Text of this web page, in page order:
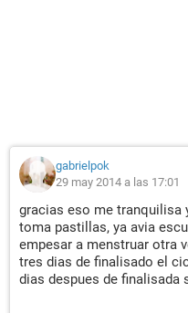
gabrielpok
29 may 2014 a las 17:01
gracias eso me tranquilisa
toma pastillas, ya avia
empesar a menstruar otra
tres dias de finalisado el
dias despues de finalisada